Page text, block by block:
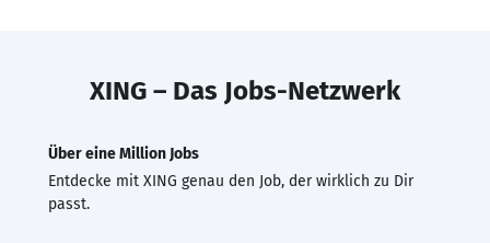
XING – Das Jobs-Netzwerk
Über eine Million Jobs
Entdecke mit XING genau den Job, der wirklich zu Dir
passt.